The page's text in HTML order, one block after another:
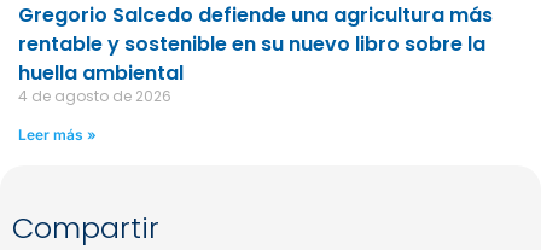
Gregorio Salcedo defiende una agricultura más
rentable y sostenible en su nuevo libro sobre la
huella ambiental
4 de agosto de 2026
Leer más »
Compartir